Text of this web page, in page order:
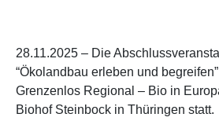
28.11.2025 – Die
“Ökolandbau erleben und
Grenzenlos Regional – Bio in
Biohof Steinbock in Thüringen statt.